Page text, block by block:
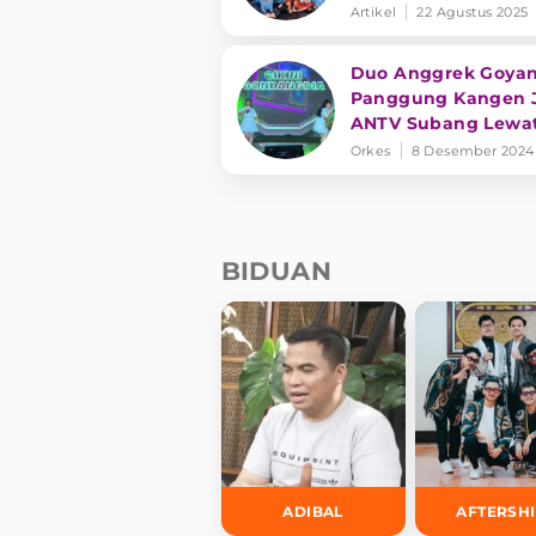
DBD di Hari
Artikel 22 Agustus 2025
Duo Anggrek
Panggung Kangen
ANTV Subang
Cikini Gondangdia
Orkes 8 Desember 2024
BIDUAN
ADIBAL